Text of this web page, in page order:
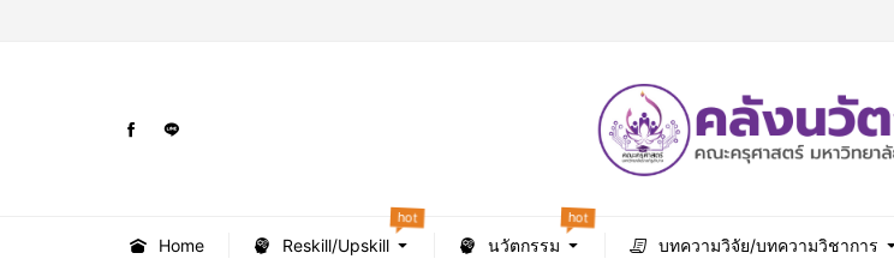
Home Reskill/Upskill
hot
นวัตกรรม
hot
บทความวิจัย/บทความวิชาการ